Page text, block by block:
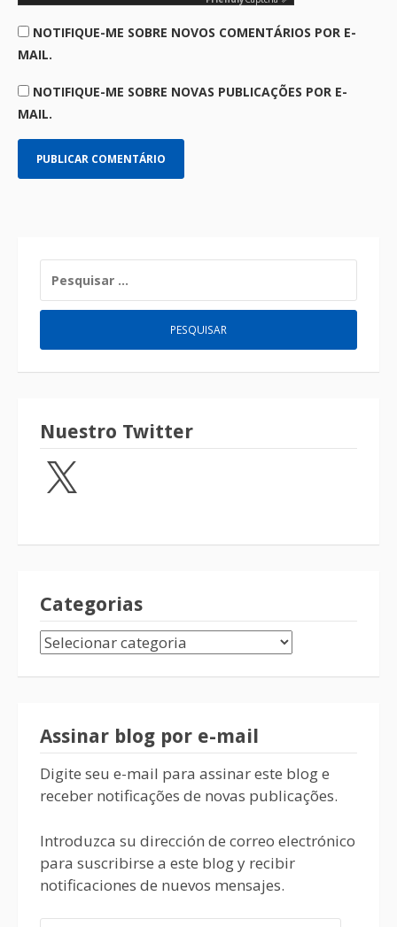
NOTIFIQUE-ME SOBRE NOVOS COMENTÁRIOS POR E-
MAIL.
NOTIFIQUE-ME SOBRE NOVAS PUBLICAÇÕES POR E-
MAIL.
Nuestro Twitter
Categorias
Assinar blog por e-mail
Digite seu e-mail para assinar este blog e
receber notificações de novas publicações.
Introduzca su dirección de correo electrónico
para suscribirse a este blog y recibir
notificaciones de nuevos mensajes.